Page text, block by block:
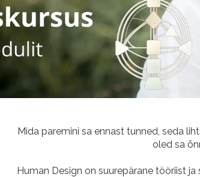
Mida paremini sa ennast tunned, seda
oled sa
Human Design on suurepärane tööriist